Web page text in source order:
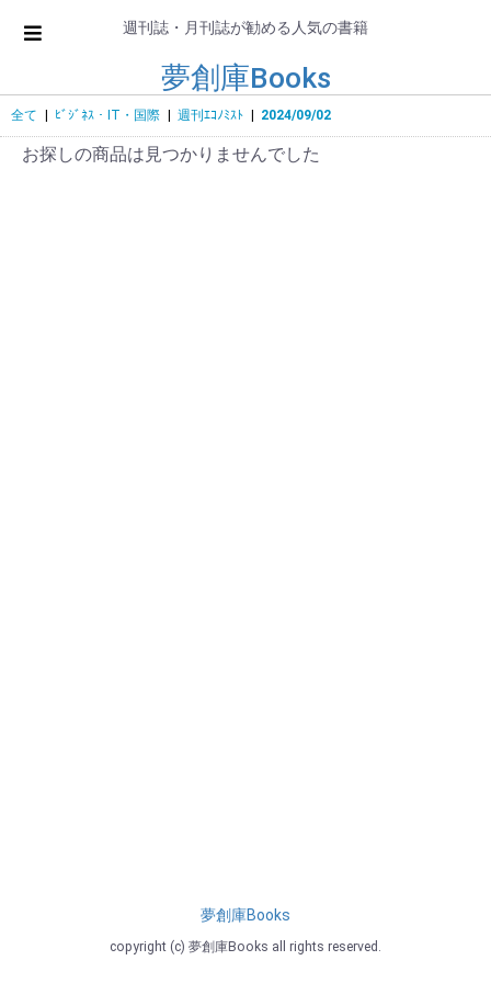
週刊誌・月刊誌が勧める人気の書籍
夢創庫Books
全て ﾋﾞｼﾞﾈｽ・IT・国際 週刊ｴｺﾉﾐｽﾄ 2024/09/02
お探しの商品は見つかりませんでした
夢創庫Books
copyright (c) 夢創庫Books all rights reserved.